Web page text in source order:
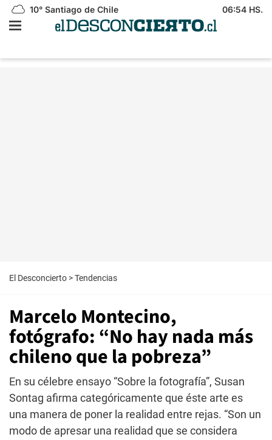
10° Santiago de Chile 06:54 HS.
El Desconcierto >Tendencias
Marcelo Montecino,
fotógrafo: “No hay nada más
chileno que la pobreza”
En su célebre ensayo “Sobre la fotografía”, Susan
Sontag afirma categóricamente que éste arte es
una manera de poner la realidad entre rejas. “Son un
modo de apresar una realidad que se considera